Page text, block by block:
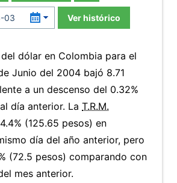
Ver histórico
dólar en Colombia para el
Junio del 2004 bajó 8.71
a un descenso del 0.32%
día anterior. La T.R.M.
(125.65 pesos) en
día del año anterior, pero
(72.5 pesos) comparando con
mes anterior.